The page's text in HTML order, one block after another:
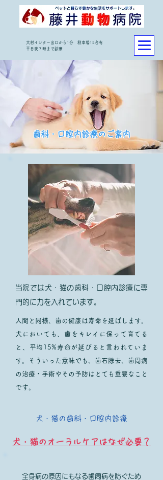
大村インター出口から1分 駐車場15台有
平日夜７時まで診療
歯科・口腔内診療のご案内
当院では犬・猫の歯科・口腔内診療に専
門的に力を入れています。
人間と同様、歯の健康は寿命を延ばします。
犬においても、歯をキレイに保って育てる
と、平均15%寿命が延びると言われていま
す。そういった意味でも、歯石除去、歯周病
の治療・手術やその予防はとても重要なこと
です。
​犬・猫の歯科・口腔内診療
犬・猫のオーラルケアはなぜ必要？
全身病の原因にもなる歯周病を防ぐため